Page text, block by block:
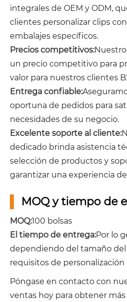
integrales de OEM y ODM,
clientes personalizar clips
embalajes específicos.
Precios competitivos:
un precio competitivo para
valor para nuestros clientes
Entrega confiable:
oportuna de pedidos para
necesidades de su negocio.
Excelente soporte al cliente:
dedicado brinda asistencia
selección de productos y
garantizar una experiencia
MOQ y tiempo de
MOQ:100 bolsas
El tiempo de entrega:Por lo
dependiendo del tamaño
requisitos de personalización
Póngase en contacto con
ventas hoy para obtener más